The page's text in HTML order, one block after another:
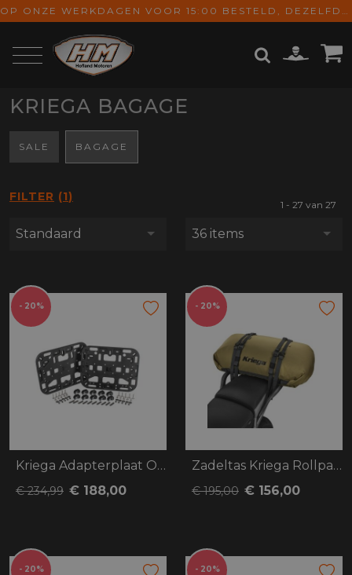
OP ONZE WERKDAGEN VOOR 15:00 BESTELD, DEZELFDE DAG VERZONDEN! GRATIS VERZENDING VANAF € 65,-
KRIEGA BAGAGE
SALE BAGAGE
FILTER 1
Standaard
1 - 27 van 27
36 items
- 20%
Kriega Adapterplaat OS-Platform Set
€ 234,99 € 188,00
- 20%
Zadeltas Kriega Rollpack 40 bruin/beige
€ 195,00 € 156,00
- 20% - 20%